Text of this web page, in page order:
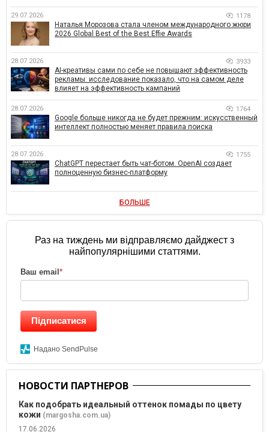
29.07.2026 1178
Наталья Морозова стала членом международного жюри
2026 Global Best of the Best Effie Awards
28.07.2026 3933
AI-креативы сами по себе не повышают эффективность
рекламы: исследование показало, что на самом деле
влияет на эффективность кампаний
28.07.2026 1764
Google больше никогда не будет прежним: искусственный
интеллект полностью меняет правила поиска
28.07.2026 1755
ChatGPT перестает быть чат-ботом. OpenAI создает
полноценную бизнес-платформу
БОЛЬШЕ
Раз на тиждень ми відправляємо дайджест з
найпопулярнішими статтями.
Ваш email *
Підписатися
Надано SendPulse
НОВОСТИ ПАРТНЕРОВ
Как подобрать идеальный оттенок помады по цвету
кожи (margosha.com.ua)
17.06.2026